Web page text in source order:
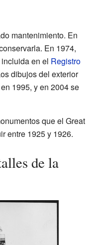
mantenimiento. En
En 1974,
en el Registro
dibujos del exterior
1995, y en 2004 se
que el Great
entre 1925 y 1926.
de la